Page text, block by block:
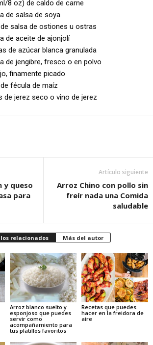
8 oz) de caldo de carne
de salsa de soya
salsa de ostiones u ostras
de aceite de ajonjolí
de azúcar blanca granulada
de jengibre, fresco o en polvo
finamente picado
fécula de maíz
de jerez seco o vino de jerez
y queso
para
Artículo siguiente
Arroz Chino con pollo sin
freír nada una Comida
saludable
relacionados Más del autor
Arroz blanco suelto y
esponjoso que puedes
servir como
acompañamiento para
tus platillos favoritos
Recetas que puedes
hacer en la freidora de
aire